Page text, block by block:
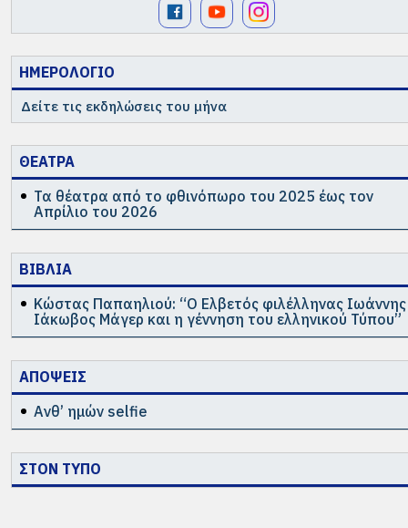
ΗΜΕΡΟΛΟΓΙΟ
Δείτε τις εκδηλώσεις του μήνα
ΘΕΑΤΡΑ
Τα θέατρα από το φθινόπωρο του 2025 έως τον
Απρίλιο του 2026
ΒΙΒΛΙΑ
Κώστας Παπαηλιού: “Ο Ελβετός φιλέλληνας Ιωάννης
Ιάκωβος Μάγερ και η γέννηση του ελληνικού Τύπου”
ΑΠΟΨΕΙΣ
Ανθ’ ημών selfie
ΣΤΟΝ ΤΥΠΟ